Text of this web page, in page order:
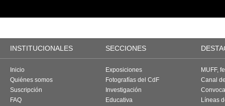
INSTITUCIONALES SECCIONES
Inicio
Quiénes somos
Suscripción
FAQ
Exposiciones
Fotografías del CdF
Investigación
Educativa
MUFF,
Canal
Líneas